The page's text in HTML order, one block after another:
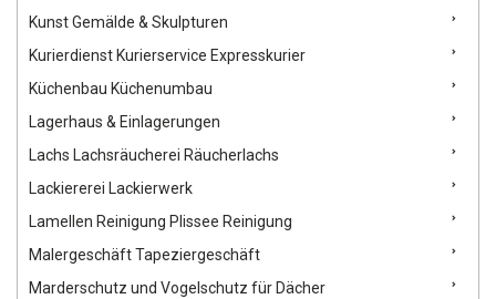
Kunst Gemälde & Skulpturen
Kurierdienst Kurierservice Expresskurier
Küchenbau Küchenumbau
Lagerhaus & Einlagerungen
Lachs Lachsräucherei Räucherlachs
Lackiererei Lackierwerk
Lamellen Reinigung Plissee Reinigung
Malergeschäft Tapeziergeschäft
Marderschutz und Vogelschutz für Dächer